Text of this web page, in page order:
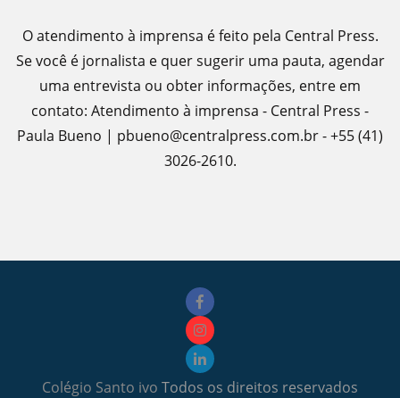
O atendimento à imprensa é feito pela Central Press.
Se você é jornalista e quer sugerir uma pauta, agendar
uma entrevista ou obter informações, entre em
contato: Atendimento à imprensa - Central Press -
Paula Bueno | pbueno@centralpress.com.br - +55 (41)
3026-2610.
Colégio Santo ivo Todos os direitos reservados